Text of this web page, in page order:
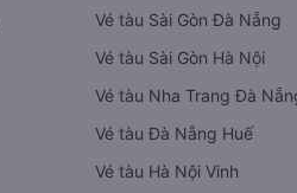
Vé tàu Sài Gòn Đà Nẵng
Vé tàu Sài Gòn Hà Nội
Vé tàu Nha Trang Đà
Vé tàu Đà Nẵng Huế
Vé tàu Hà Nội Vinh